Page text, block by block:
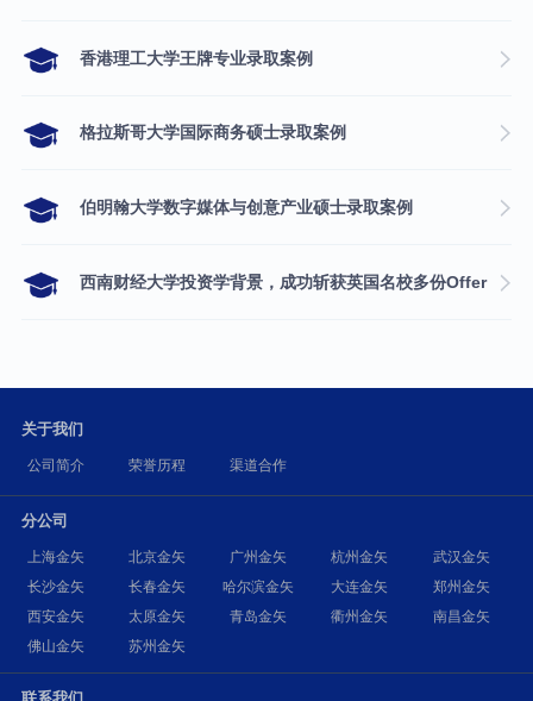
香港理工大学王牌专业录取案例
格拉斯哥大学国际商务硕士录取案例
伯明翰大学数字媒体与创意产业硕士录取案例
西南财经大学投资学背景，成功斩获英国名校多份Offer
关于我们
公司简介 荣誉历程 渠道合作
分公司
上海金矢 北京金矢 广州金矢 杭州金矢
武汉金矢
长沙金矢
长春金矢 哈尔滨金矢 大连金矢
郑州金矢
西安金矢
太原金矢 青岛金矢 衢州金矢
南昌金矢
佛山金矢
苏州金矢